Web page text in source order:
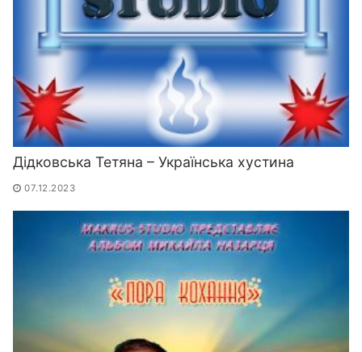
Дідковська Тетяна – Українська хустина
07.12.2023